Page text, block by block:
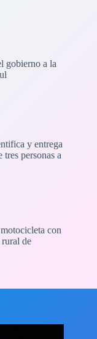
gobierno a la
y entrega
tres personas a
con
de